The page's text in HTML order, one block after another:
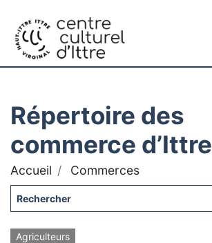
Répertoire des
commerce d’Ittre
Accueil Commerces
Agriculteurs